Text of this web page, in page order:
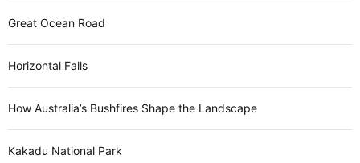
Great Ocean Road
Horizontal Falls
How Australia’s Bushfires Shape the Landscape
Kakadu National Park